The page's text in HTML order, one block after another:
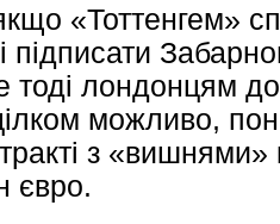
«Тоттенгем»
тоді лондонцям
можливо,
з «вишнями»
євро.